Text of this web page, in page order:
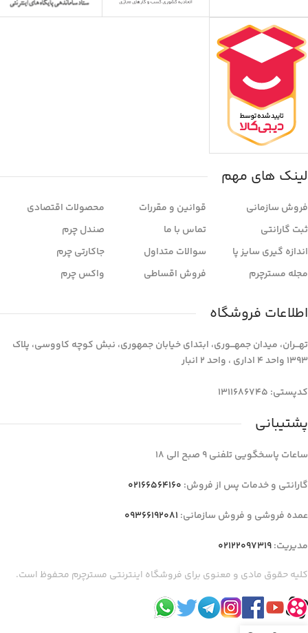
لینک های مهم
فروش سازمانی
ثبت گارانتی
اندازه گیری سایز پا
مجله مسترچرم
قوانین و مقررات
تماس با ما
سوالات متداول
فروش اقساطی
محصولات اقتصادی
صندل چرم
جاکارتی چرم
واکس چرم
اطلاعات فروشگاه
تهـــران، میدان جمهـــوری، ابتدای خیابان جمهوری، نبش کوچه کاووسی، پلاک
1393 واحد 4 اداری ، واحد 2 انبار
کدپستی: 1311686745
پشتیبانی
ساعات پاسخگویی تلفنی 9 صبح الی 18
گارانتی و خدمات پس از فروش: 02166564160
عمده فروشی و فروش سازمانی: 09366192081
مدیریت:02122097319
کلیه حقوق مادی و معنوی برای فروشگاه اینترنتی مسترچرم محفوظ است.